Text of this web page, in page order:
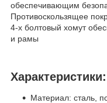
обеспечивающим
Противоскользящее
4-х болтовый хомут
и рамы
Характеристики:
Материал: сталь,